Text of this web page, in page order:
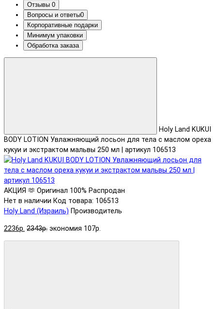
Отзывы 0
Вопросы и ответы0
Корпоративные подарки
Минимум упаковки
Обработка заказа
Holy Land KUKUI
BODY LOTION Увлажняющий лосьон для тела с маслом ореха
кукуи и экстрактом мальвы 250 мл | артикул 106513
АКЦИЯ 🫶 Оригинал 100% Распродан
Нет в наличии Код товара: 106513
Holy Land (Израиль) Производитель
2236р. 2343р. экономия 107р.